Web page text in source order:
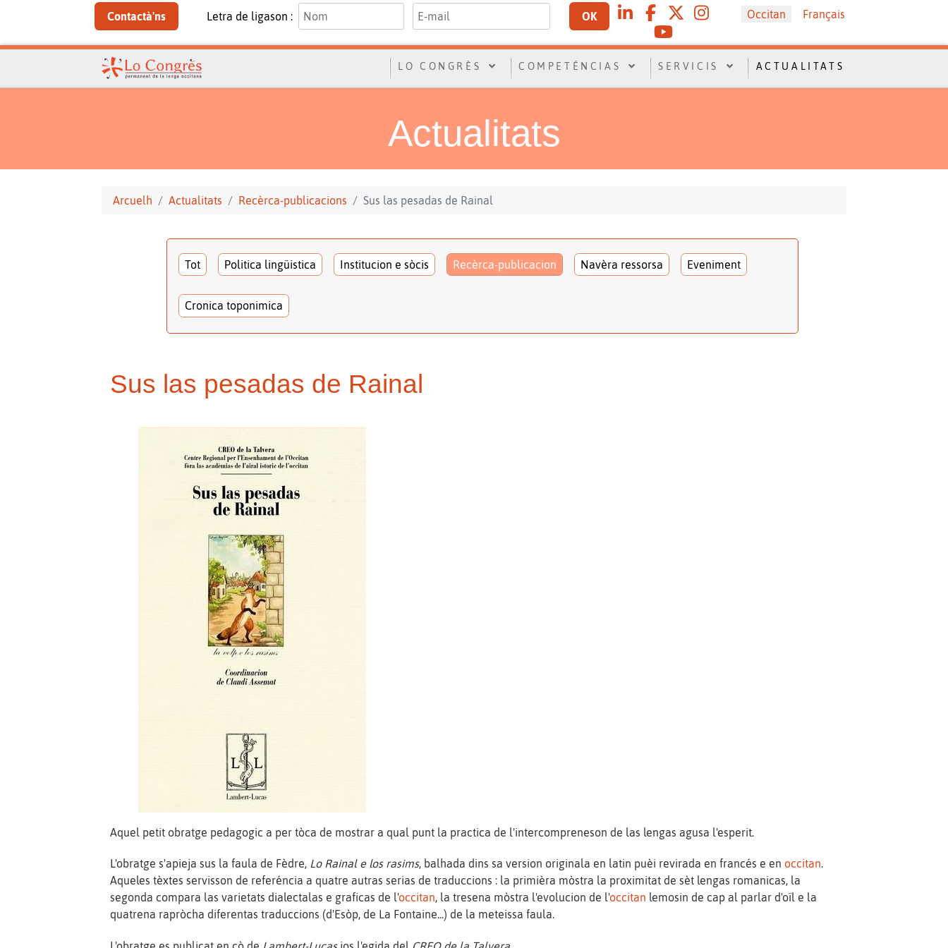
Contactà'ns Letra de ligason : OK Sélectionnez votre langue
Occitan Français
LO CONGRÈS COMPETÉNCIAS SERVICIS ACTUALITATS
Actualitats
Arcuelh Actualitats Recèrca-publicacions Sus las pesadas de Rainal
Tot Politica lingüistica Institucion e sòcis Recèrca-publicacion Navèra ressorsa Eveniment
Cronica toponimica
Sus las pesadas de Rainal
Aquel petit obratge pedagogic a per tòca de mostrar a qual punt la practica de l'intercompreneson de las lengas agusa l'esperit.
L'obratge s'apieja sus la faula de Fèdre, Lo Rainal e los rasims, balhada dins sa version originala en latin puèi revirada en francés e enoccitan.
Aqueles tèxtes servisson de referéncia a quatre autras serias de traduccions : la primièra mòstra la proximitat de sèt lengas romanicas, la
segonda compara las varietats dialectalas e graficas de l'occitan, la tresena mòstra l'evolucion de l'occitan lemosin de cap al parlar d'oïl e la
quatrena rapròcha diferentas traduccions (d'Esòp, de La Fontaine...) de la meteissa faula.